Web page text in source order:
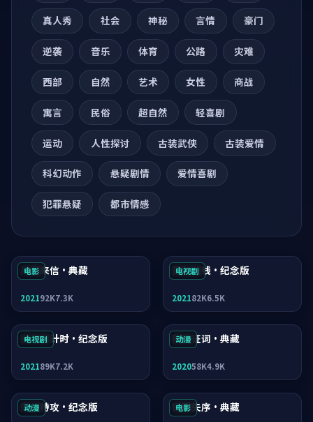
真人秀 社会 神秘 言情 豪门
逆袭 音乐 体育 公路 灾难
西部 自然 艺术 女性 商战
寓言 民俗 超自然 轻喜剧
运动 人性探讨 古装武侠 古装爱情
科幻动作 悬疑剧情 爱情喜剧
犯罪悬疑 都市情感
电影
月面来信·典藏
202192K7.3K
电视剧
霓虹航线·纪念版
202182K6.5K
电视剧
逆光倒计时·纪念版
202189K7.2K
动漫
暴雪证词·典藏
202058K4.9K
动漫
失控特攻·纪念版 电影
银翼失序·典藏